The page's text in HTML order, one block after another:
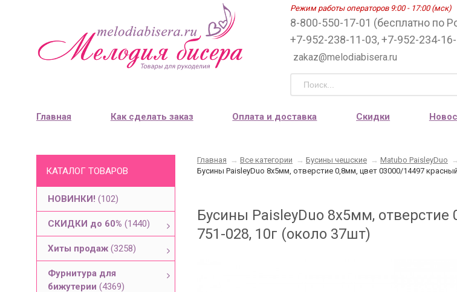
Режим работы операторов 9:00 - 17:00 (мск)
8-800-550-17-01 (бесплатно по
+7-952-238-11-03, +7-952-234-
zakaz@melodiabisera.ru
Главная Как сделать заказ Оплата и доставка Скидки
КАТАЛОГ ТОВАРОВ
НОВИНКИ! (102)
СКИДКИ до 60% (1440)
Хиты продаж (3258)
Фурнитура для
бижутерии (4369)
Главная → Все категории → Бусины чешские → Matubo PaisleyDuo
→
Бусины PaisleyDuo 8х5мм, отверстие 0,8мм, цвет 03000/14497
Бусины PaisleyDuo 8х5мм,
751-028, 10г (около 37шт)